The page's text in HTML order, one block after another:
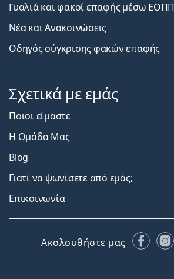
Γυαλιά και φακοί επαφής μέσω
Νέα και Ανακοινώσεις
Οδηγός σύγκρισης φακών επαφής
Σχετικά με εμάς
Ποιοι είμαστε
Η Ομάδα Μας
Blog
Γιατί να ψωνίσετε από εμάς;
Επικοινωνία
Ακολουθήστε μας